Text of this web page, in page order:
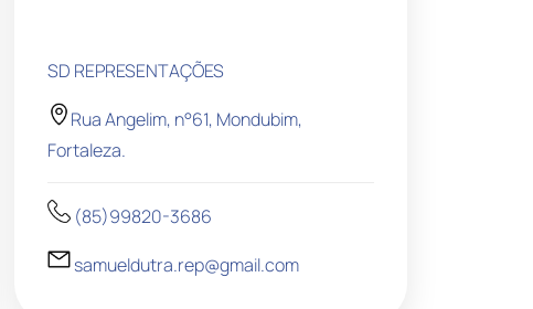
SD REPRESENTAÇÕES
Rua Angelim, n°61, Mondubim,
Fortaleza.
(85)99820-3686
samueldutra.rep@gmail.com